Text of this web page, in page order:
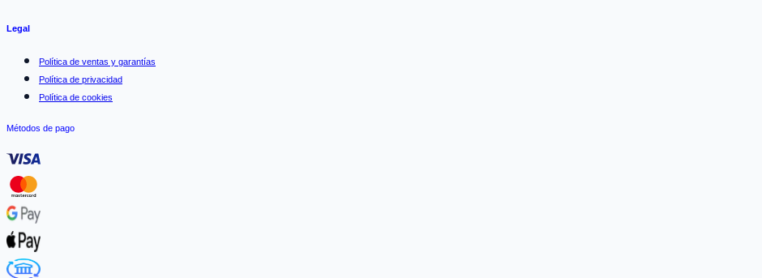
Legal
Política de ventas y garantías
Política de privacidad
Política de cookies
Métodos de pago